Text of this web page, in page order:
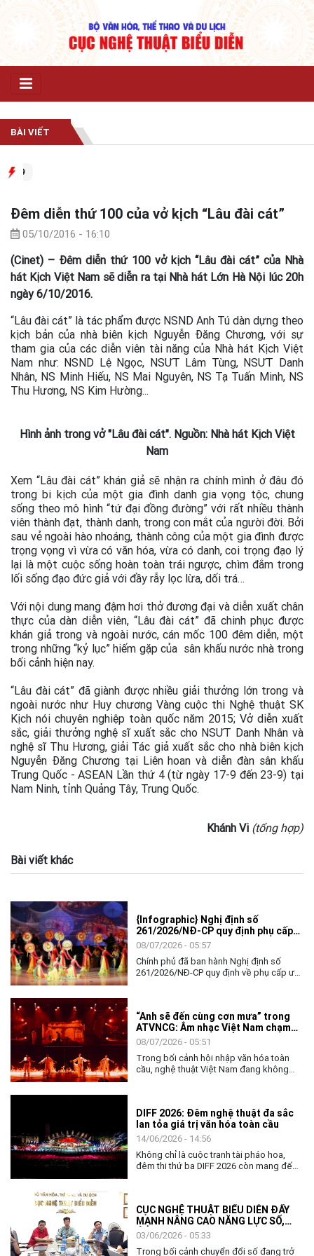
BÀI VIẾT
19
Đêm diễn thứ 100 của vở kịch “Lâu đài cát”
05/10/2016 - 16:10
(Cinet) – Đêm diễn thứ 100 vở kịch “Lâu đài cát” của Nhà
hát Kịch Việt Nam sẽ diễn ra tại Nhà hát Lớn Hà Nội lúc 20h
ngày 6/10/2016.
“Lâu đài cát” là tác phẩm được NSND Anh Tú dàn dựng theo
kịch bản của nhà biên kịch Nguyễn Đăng Chương, với sự
tham gia của các diễn viên tài năng của Nhà hát Kịch Việt
Nam như: NSND Lệ Ngọc, NSƯT Lâm Tùng, NSƯT Danh
Nhân, NS Minh Hiếu, NS Mai Nguyên, NS Tạ Tuấn Minh, NS
Thu Hương, NS Kim Hường...
Hình ảnh trong vở "Lâu đài cát". Nguồn: Nhà hát Kịch Việt
Nam
Xem “Lâu đài cát” khán giả sẽ nhận ra chính mình ở đâu đó
trong bi kịch của một gia đình danh gia vọng tộc, chung
sống theo mô hình “tứ đại đồng đường” với rất nhiều thành
viên thành đạt, thành danh, trong con mắt của người đời. Bởi
sau vẻ ngoài hào nhoáng, thành công của một gia đình được
trọng vọng vì vừa có văn hóa, vừa có danh, coi trọng đạo lý
lại là một cuộc sống hoàn toàn trái ngược, chìm đắm trong
lối sống đạo đức giả với đầy rẫy lọc lừa, dối trá…
Với nội dung mang đậm hơi thở đương đại và diễn xuất chân
thực của dàn diễn viên, “Lâu đài cát” đã chinh phục được
khán giả trong và ngoài nước, cán mốc 100 đêm diễn, một
trong những “kỷ lục” hiếm gặp của sân khấu nước nhà trong
bối cảnh hiện nay.
“Lâu đài cát” đã giành được nhiều giải thưởng lớn trong và
ngoài nước như Huy chương Vàng cuộc thi Nghệ thuật SK
Kịch nói chuyên nghiệp toàn quốc năm 2015; Vở diễn xuất
sắc, giải thưởng nghệ sĩ xuất sắc cho NSƯT Danh Nhân và
nghệ sĩ Thu Hương, giải Tác giả xuất sắc cho nhà biên kịch
Nguyễn Đăng Chương tại Liên hoan và diễn đàn sân khấu
Trung Quốc - ASEAN Lần thứ 4 (từ ngày 17-9 đến 23-9) tại
Nam Ninh, tỉnh Quảng Tây, Trung Quốc.
Khánh Vi (tổng hợp)
Bài viết khác
{Infographic} Nghị định số
261/2026/NĐ-CP quy định phụ cấp
ưu đãi nghề, chế độ bồi dưỡng luyện
tập đối với người hoạt động nghệ
thuật biểu diễn
08/07/2026 - 05:57
Chính phủ đã ban hành Nghị định số
261/2026/NĐ-CP quy định về phụ cấp ưu
trong các đơn vị sự nghiệp công lập
nbvghệ thuật biểu diễn, đơn vị nghệ
thuật biểu diễn thuộc lực lượng vũ trang.
“Anh sẽ đến cùng cơn mưa” trong
ATVNCG: Âm nhạc Việt Nam chạm
đến trái tim quốc tế
08/07/2026 - 05:51
Trong bối cảnh hội nhập văn hóa toàn
cầu, nghệ thuật Việt Nam đang không
DIFF 2026: Đêm nghệ thuật đa sắc
lan tỏa giá trị văn hóa toàn cầu
14/06/2026 - 14:56
Không chỉ là cuộc tranh tài pháo hoa,
đêm thi thứ ba DIFF 2026 còn mang đến
CỤC NGHỆ THUẬT BIỂU DIỄN ĐẨY
MẠNH NÂNG CAO NĂNG LỰC SỐ,
ỨNG DỤNG AI TRONG THỰC THI
CÔNG VỤ
03/06/2026 - 05:33
Trong bối cảnh chuyển đổi số đang trở